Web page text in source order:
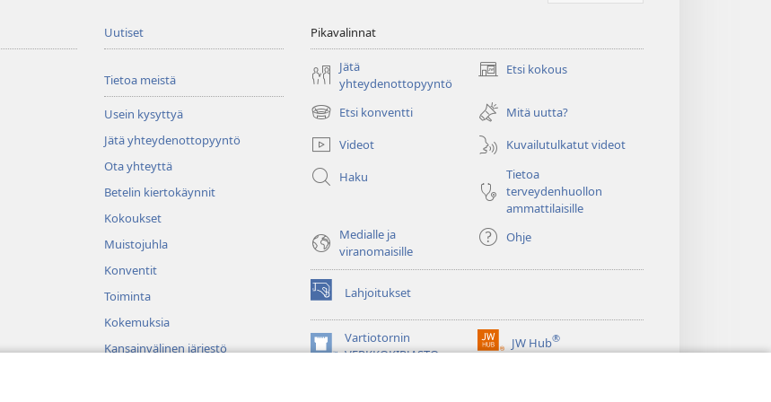
Uutiset
Tietoa meistä
Usein kysyttyä
Jätä yhteydenottopyyntö
Ota yhteyttä
Betelin kiertokäynnit
Kokoukset
Muistojuhla
Konventit
Toiminta
Kokemuksia
Kansainvälinen järjestö
Pikavalinnat
Jätä
yhteydenottopyyntö
Etsi kokous
(avaa
ikkunan)
Etsi konventti
(avaa
uuden
ikkunan)
Mitä uutta?
Videot
Kuvailutulkatut videot
Haku
Tietoa
terveydenhuollon
ammattilaisille
Medialle ja
viranomaisille
Ohje
Lahjoitukset
(avaa
uuden
ikkunan)Vartiotornin
VERKKOKIRJASTO
(avaa
JW Hub®
(avaa